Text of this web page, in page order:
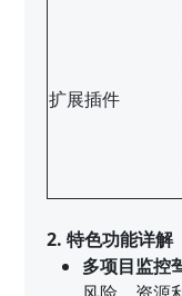
扩展插件
2. 特色功能详解
多项目监控